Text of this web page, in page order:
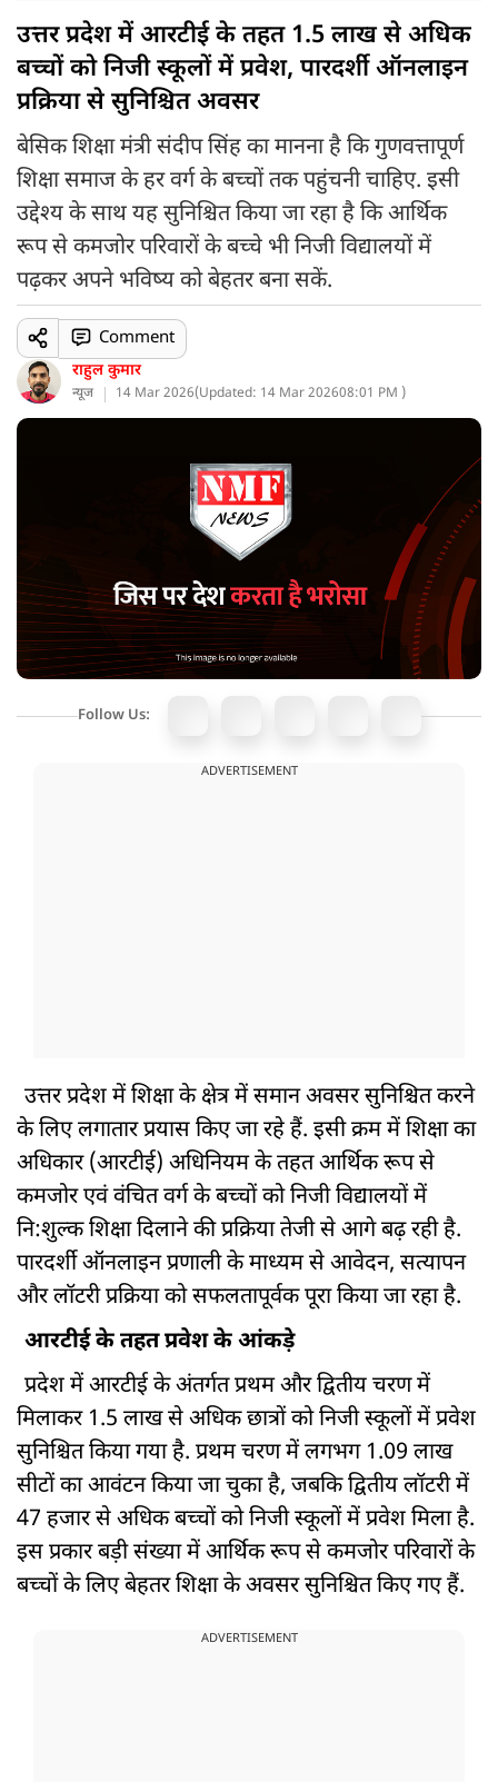
उत्तर प्रदेश में आरटीई के तहत 1.5 लाख से अधिक
बच्चों को निजी स्कूलों में प्रवेश, पारदर्शी ऑनलाइन
प्रक्रिया से सुनिश्चित अवसर
बेसिक शिक्षा मंत्री संदीप सिंह का मानना है कि गुणवत्तापूर्ण
शिक्षा समाज के हर वर्ग के बच्चों तक पहुंचनी चाहिए. इसी
उद्देश्य के साथ यह सुनिश्चित किया जा रहा है कि आर्थिक
रूप से कमजोर परिवारों के बच्चे भी निजी विद्यालयों में
पढ़कर अपने भविष्य को बेहतर बना सकें.
राहुल कुमार
न्यूज 14 Mar 2026(Updated: 14 Mar 202608:01 PM )
Comment
Follow Us:
ADVERTISEMENT
उत्तर प्रदेश में शिक्षा के क्षेत्र में समान अवसर सुनिश्चित करने
के लिए लगातार प्रयास किए जा रहे हैं. इसी क्रम में शिक्षा का
अधिकार (आरटीई) अधिनियम के तहत आर्थिक रूप से
कमजोर एवं वंचित वर्ग के बच्चों को निजी विद्यालयों में
नि:शुल्क शिक्षा दिलाने की प्रक्रिया तेजी से आगे बढ़ रही है.
पारदर्शी ऑनलाइन प्रणाली के माध्यम से आवेदन, सत्यापन
और लॉटरी प्रक्रिया को सफलतापूर्वक पूरा किया जा रहा है.
आरटीई के तहत प्रवेश के आंकड़े
प्रदेश में आरटीई के अंतर्गत प्रथम और द्वितीय चरण में
मिलाकर 1.5 लाख से अधिक छात्रों को निजी स्कूलों में प्रवेश
सुनिश्चित किया गया है. प्रथम चरण में लगभग 1.09 लाख
सीटों का आवंटन किया जा चुका है, जबकि द्वितीय लॉटरी में
47 हजार से अधिक बच्चों को निजी स्कूलों में प्रवेश मिला है.
इस प्रकार बड़ी संख्या में आर्थिक रूप से कमजोर परिवारों के
बच्चों के लिए बेहतर शिक्षा के अवसर सुनिश्चित किए गए हैं.
ADVERTISEMENT